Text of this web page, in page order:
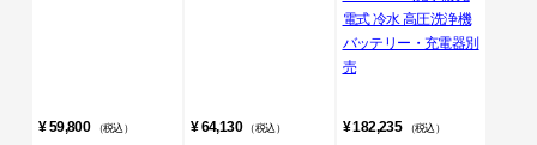
¥ 59,800（税込） ¥ 64,130（税込）
電式 冷水 高圧洗浄機
バッテリー・充電器別
売
¥ 182,235（税込）